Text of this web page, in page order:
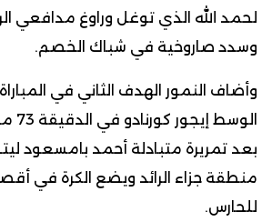
لحمد الله الذي توغل وراوغ مدافعي
وسدد صاروخية في شباك الخصم.
وأضاف النمور الهدف الثاني في
بعد تمريرة متبادلة أحمد بامسعود
منطقة جزاء الرائد ويضع الكرة في
للحارس.